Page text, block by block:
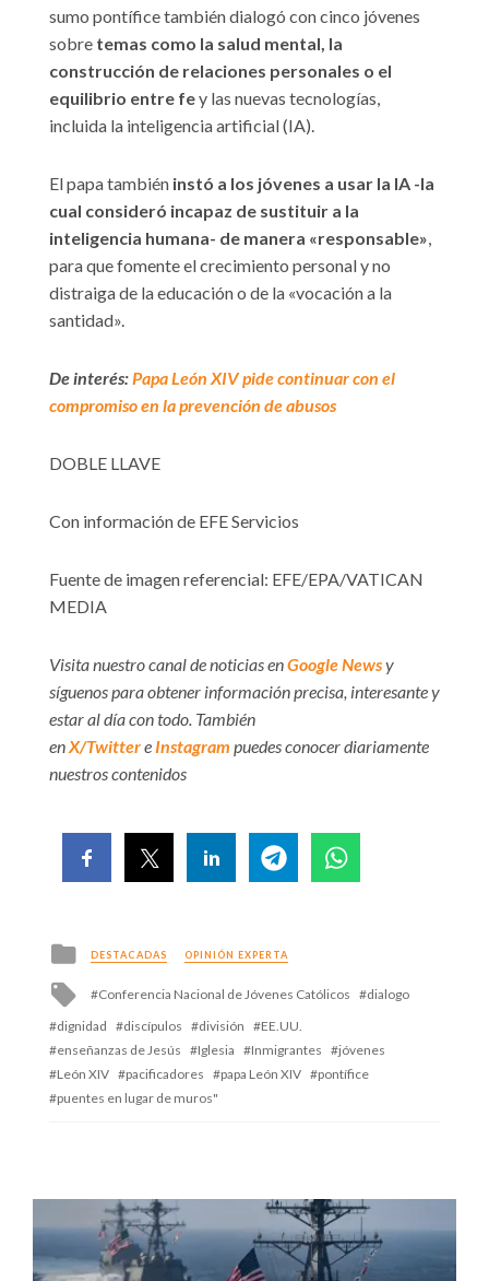
sumo pontífice también dialogó con cinco jóvenes
sobre temas como la salud mental, la
construcción de relaciones personales o el
equilibrio entre fey las nuevas tecnologías,
incluida la inteligencia artificial (IA).
El papa también instó a los jóvenes a usar la IA -la
cual consideró incapaz de sustituir a la
inteligencia humana- de manera «responsable»,
para que fomente el crecimiento personal y no
distraiga de la educación o de la «vocación a la
santidad».
De interés:Papa León XIV pide continuar con el
compromiso en la prevención de abusos
DOBLE LLAVE
Con información de EFE Servicios
Fuente de imagen referencial: EFE/EPA/VATICAN
MEDIA
Visita nuestro canal de noticias enGoogle Newsy
síguenos para obtener información precisa, interesante y
estar al día con todo. También
enX/Twittere Instagram puedes conocer diariamente
nuestros contenidos
Posted
in
DESTACADAS OPINIÓN EXPERTA
Tagged
Conferencia Nacional de Jóvenes Católicos
dialogo
dignidad
discípulos división
EE.UU.
enseñanzas de Jesús
Iglesia Inmigrantes
jóvenes
León XIV
pacificadores papa León XIV
pontífice
puentes en lugar de muros"